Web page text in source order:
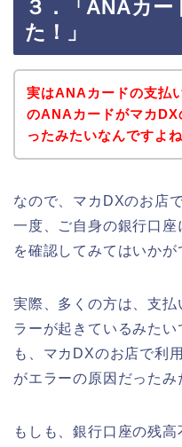
３．「ANAカ
た！」
実はANAカードの支払
のANAカードがマカDX
ったみたいなんですよね
なので、マカDXのお店
一度、ご自身の銀行口
を確認してみてはいかが
実際、多くの方は、支
ラーが起きているみた
も、マカDXのお店で利
がエラーの原因だったみ
もしも、銀行口座の残